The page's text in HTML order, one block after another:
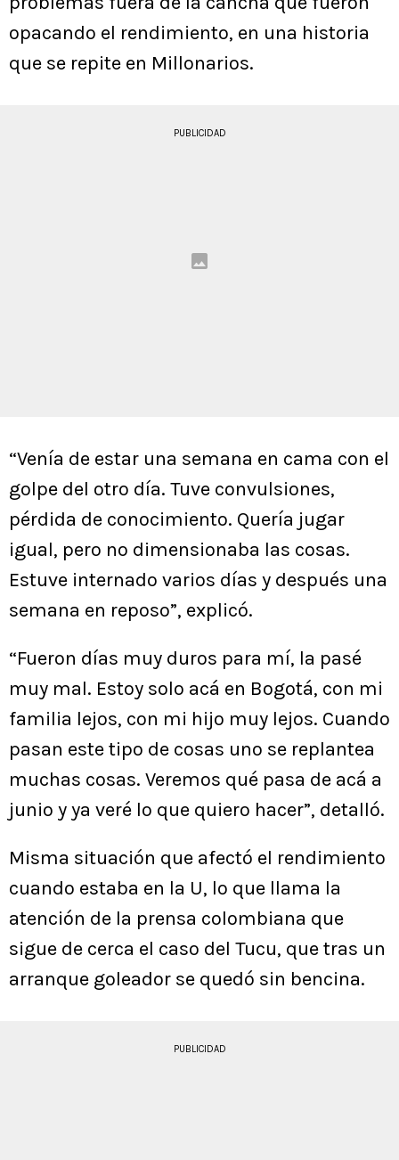
opacando el rendimiento, en una historia
que se repite en Millonarios.
PUBLICIDAD
“Venía de estar una semana en cama con el
golpe del otro día. Tuve convulsiones,
pérdida de conocimiento. Quería jugar
igual, pero no dimensionaba las cosas.
Estuve internado varios días y después una
semana en reposo”, explicó.
“Fueron días muy duros para mí, la pasé
muy mal. Estoy solo acá en Bogotá, con mi
familia lejos, con mi hijo muy lejos. Cuando
pasan este tipo de cosas uno se replantea
muchas cosas. Veremos qué pasa de acá a
junio y ya veré lo que quiero hacer”, detalló.
Misma situación que afectó el rendimiento
cuando estaba en la U, lo que llama la
atención de la prensa colombiana que
sigue de cerca el caso del Tucu, que tras un
arranque goleador se quedó sin bencina.
PUBLICIDAD